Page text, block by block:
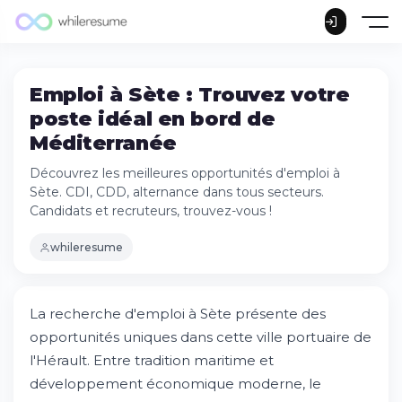
Emploi à Sète : Trouvez votre
poste idéal en bord de
Méditerranée
Découvrez les meilleures opportunités d'emploi à
Sète. CDI, CDD, alternance dans tous secteurs.
Candidats et recruteurs, trouvez-vous !
whileresume
La recherche d'emploi à Sète présente des
opportunités uniques dans cette ville portuaire de
l'Hérault. Entre tradition maritime et
développement économique moderne, le